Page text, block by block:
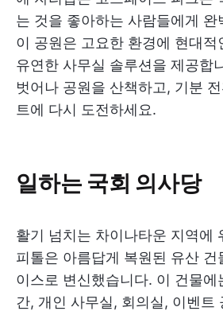
는 것을 좋아하는 사람들에게 완
이 공원은 고요한 환경에 현대적
유연한 사무실 솔루션을 제공합
벗어나 공원을 산책하고, 기분
트에 다시 도전하세요.
일하는 국회 의사당
활기 넘치는 차이나타운 지역에
피톨은 아름답게 복원된 유산 건
이스로 변신했습니다. 이 건물에
간, 개인 사무실, 회의실, 이벤트